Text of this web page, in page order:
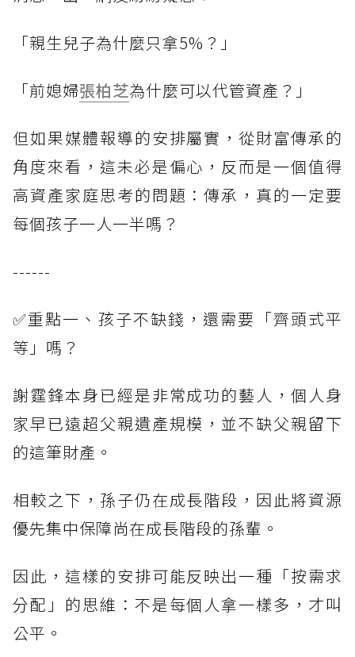
「親生兒子為什麼只拿5%？」
「前媳婦張柏芝為什麼可以代管資產？」
但如果媒體報導的安排屬實，從財富傳承的
角度來看，這未必是偏心，反而是一個值得
高資產家庭思考的問題：傳承，真的一定要
每個孩子一人一半嗎？
------
✅重點一、孩子不缺錢，還需要「齊頭式平
等」嗎？
謝霆鋒本身已經是非常成功的藝人，個人身
家早已遠超父親遺產規模，並不缺父親留下
的這筆財產。
相較之下，孫子仍在成長階段，因此將資源
優先集中保障尚在成長階段的孫輩。
因此，這樣的安排可能反映出一種「按需求
分配」的思維：不是每個人拿一樣多，才叫
公平。